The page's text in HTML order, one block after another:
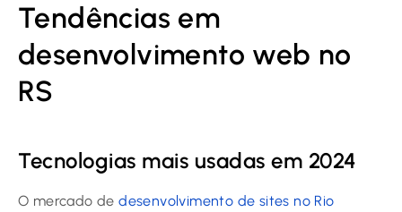
Tendências em
desenvolvimento web no
RS
Tecnologias mais usadas em 2024
O mercado dedesenvolvimento de sites no Rio